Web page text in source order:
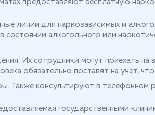
предоставляют бесплатную
линии для наркозависимых и
состоянии алкогольного или
Их сотрудники могут приехать
обязательно поставят на учет,
Также консультируют в
государственными